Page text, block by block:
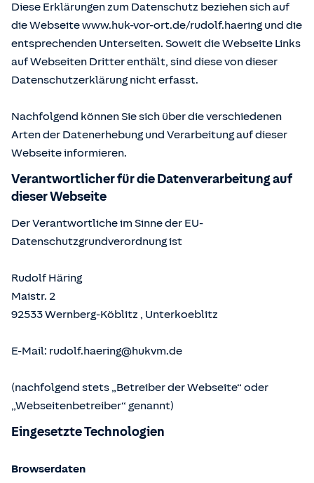
Diese Erklärungen zum Datenschutz beziehen sich auf
die Webseite www.huk-vor-ort.de/rudolf.haering und die
entsprechenden Unterseiten. Soweit die Webseite Links
auf Webseiten Dritter enthält, sind diese von dieser
Datenschutzerklärung nicht erfasst.
Nachfolgend können Sie sich über die verschiedenen
Arten der Datenerhebung und Verarbeitung auf dieser
Webseite informieren.
Verantwortlicher für die Datenverarbeitung auf
dieser Webseite
Der Verantwortliche im Sinne der EU-
Datenschutzgrundverordnung ist
Rudolf Häring
Maistr. 2
92533Wernberg-Köblitz , Unterkoeblitz
E-Mail: rudolf.haering@hukvm.de
(nachfolgend stets „Betreiber der Webseite“ oder
„Webseitenbetreiber“ genannt)
Eingesetzte Technologien
Browserdaten